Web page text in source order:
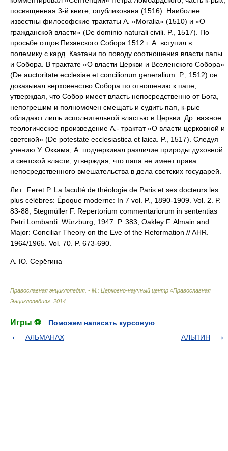
посвященная 3-й книге, опубликована (1516). Наиболее
известны философские трактаты А. «Moralia» (1510) и «О
гражданской власти» (De dominio naturali civili. P., 1517). По
просьбе отцов Пизанского Собора 1512 г. А. вступил в
полемику с кард. Каэтани по поводу соотношения власти папы
и Собора. В трактате «О власти Церкви и Вселенского Собора»
(De auctoritate ecclesiae et conciliorum generalium. P., 1512) он
доказывал верховенство Собора по отношению к папе,
утверждая, что Собор имеет власть непосредственно от Бога,
непогрешим и полномочен смещать и судить пап, к-рые
обладают лишь исполнительной властью в Церкви. Др. важное
теологическое произведение А.- трактат «О власти церковной и
светской» (De potestate ecclesiastica et laica. P., 1517). Следуя
учению У. Оккама, А. подчеркивал различие природы духовной
и светской власти, утверждая, что папа не имеет права
непосредственного вмешательства в дела светских государей.
Лит.: Feret P. La faculté de théologie de Paris et ses docteurs les
plus célèbres: Époque moderne: In 7 vol. P., 1890-1909. Vol. 2. P.
83-88; Stegmüller F. Repertorium commentariorum in sententias
Petri Lombardi. Würzburg, 1947. P. 383; Oakley F. Almain and
Major: Conciliar Theory on the Eve of the Reformation // AHR.
1964/1965. Vol. 70. P. 673-690.
А. Ю. Серёгина
Православная энциклопедия. - М.: Церковно-научный центр «Православная
Энциклопедия» 2014
Игры ⚽
Поможем написать курсовую
АЛЬМАНАХ
АЛЬПИН